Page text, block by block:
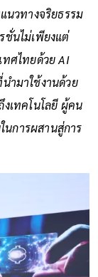
นวทางจริยธรรม
ชั่นไม่เพียงแต่
ทศไทยด้วย AI
ำมาใช้งานด้วย
งเทคโนโลยี ผู้คน
นการผสานสู่การ